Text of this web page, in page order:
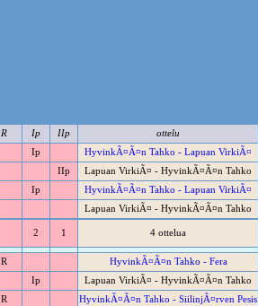
R Ip IIp ottelu
Ip HyvinkÃ¤Ã¤n Tahko - Lapuan VirkiÃ¤
IIp Lapuan VirkiÃ¤ - HyvinkÃ¤Ã¤n Tahko
Ip HyvinkÃ¤Ã¤n Tahko - Lapuan VirkiÃ¤
Lapuan VirkiÃ¤ - HyvinkÃ¤Ã¤n Tahko
2 1 4 ottelua
R
HyvinkÃ¤Ã¤n Tahko - Fera
Ip
Lapuan VirkiÃ¤ - HyvinkÃ¤Ã¤n Tahko
R
HyvinkÃ¤Ã¤n Tahko - SiilinjÃ¤rven Pesis